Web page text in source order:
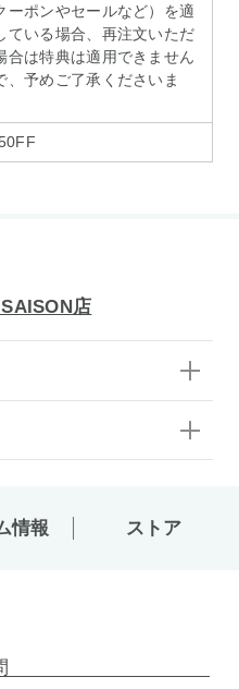
ーポンやセールなど）を適
ている場合、再注文いただ
合は特典は適用できません
、予めご了承くださいま
店
情報 ストア